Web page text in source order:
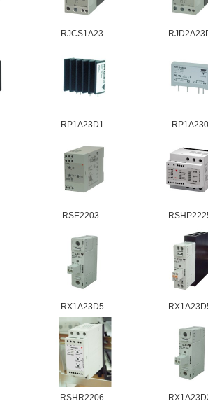
RJCS1A23...
RP1A23D1...
RSE2203-...
RX1A23D5...
RSHR2206...